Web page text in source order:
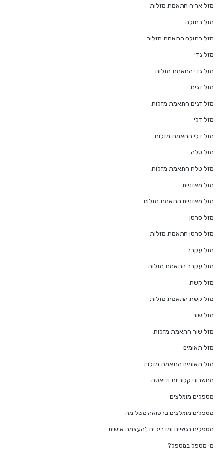
מזל אריה התאמת מזלות
מזל בתולה
מזל בתולה התאמת מזלות
מזל גדי
מזל גדי התאמת מזלות
מזל דגים
מזל דגים התאמת מזלות
מזל דלי
מזל דלי התאמת מזלות
מזל טלה
מזל טלה התאמת מזלות
מזל מאזניים
מזל מאזניים התאמת מזלות
מזל סרטן
מזל סרטן התאמת מזלות
מזל עקרב
מזל עקרב התאמת מזלות
מזל קשת
מזל קשת התאמת מזלות
מזל שור
מזל שור התאמת מזלות
מזל תאומים
מזל תאומים התאמת מזלות
מחשבוני קלוריות ודיאטה
מטפלים מומלצים
מטפלים מומלצים ברפואה משלימה
מטפלים רגשיים ומדריכים להעצמה אישית
מי מטפל במטפל?